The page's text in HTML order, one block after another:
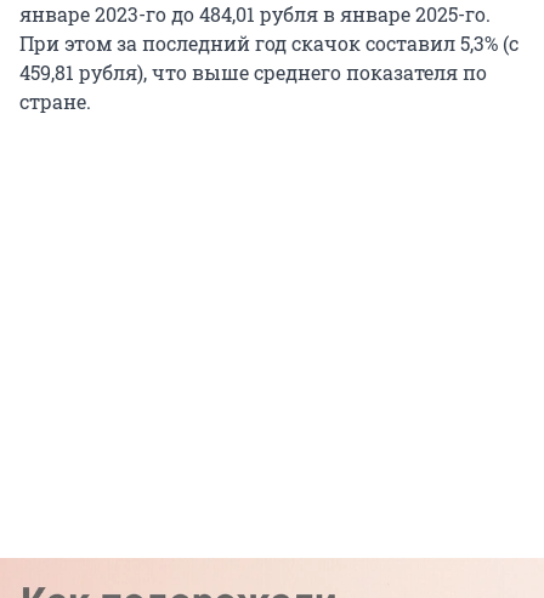
январе 2023-го до 484,01 рубля в январе 2025-го.
При этом за последний год скачок составил 5,3% (с
459,81 рубля), что выше среднего показателя по
стране.